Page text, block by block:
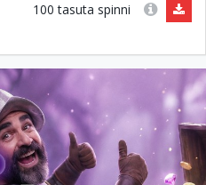
100 tasuta spinni